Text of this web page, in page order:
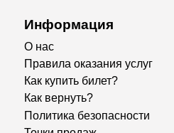
Информация
О нас
Правила оказания услуг
Как купить билет?
Как вернуть?
Политика безопасности